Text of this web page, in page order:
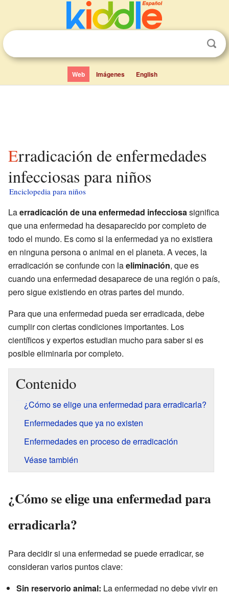
Web Imágenes English
Erradicación de enfermedades
infecciosas para niños
Enciclopedia para niños
Laerradicación de una enfermedad infecciosasignifica
que una enfermedad ha desaparecido por completo de
todo el mundo. Es como si la enfermedad ya no existiera
en ninguna persona o animal en el planeta. A veces, la
erradicación se confunde con laeliminación, que es
cuando una enfermedad desaparece de una región o país,
pero sigue existiendo en otras partes del mundo.
Para que una enfermedad pueda ser erradicada, debe
cumplir con ciertas condiciones importantes. Los
científicos y expertos estudian mucho para saber si es
posible eliminarla por completo.
Contenido
¿Cómo se elige una enfermedad para erradicarla?
Enfermedades que ya no existen
Enfermedades en proceso de erradicación
Véase también
¿Cómo se elige una enfermedad para
erradicarla?
Para decidir si una enfermedad se puede erradicar, se
consideran varios puntos clave:
Sin reservorio animal: La enfermedad no debe vivir en